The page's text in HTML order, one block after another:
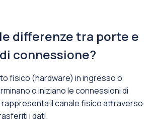
differenze tra porte e
connessione?
fisico (hardware) in ingresso o
o iniziano le connessioni di
rappresenta il canale fisico attraverso
i dati.